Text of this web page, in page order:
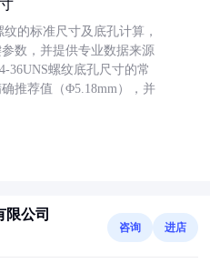
的标准尺寸及底孔计算，
数，并提供专业数据来源
36UNS螺纹底孔尺寸的常
推荐值（Φ5.18mm），并
限公司
咨询 进店